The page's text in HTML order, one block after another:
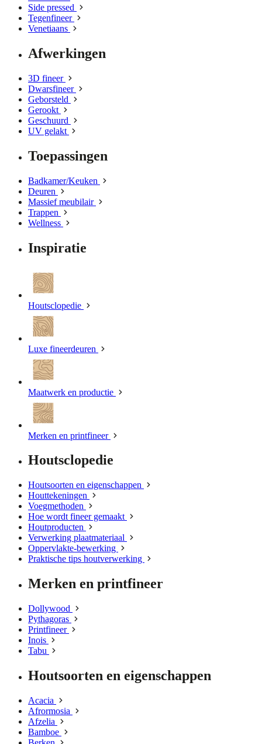
Side pressed
Tegenfineer
Venetiaans
Afwerkingen
3D fineer
Dwarsfineer
Geborsteld
Gerookt
Geschuurd
UV gelakt
Toepassingen
Badkamer/Keuken
Deuren
Massief meubilair
Trappen
Wellness
Inspiratie
Houtsclopedie
Luxe fineerdeuren
Maatwerk en productie
Merken en printfineer
Houtsclopedie
Houtsoorten en eigenschappen
Houttekeningen
Voegmethoden
Hoe wordt fineer gemaakt
Houtproducten
Verwerking plaatmateriaal
Oppervlakte-bewerking
Praktische tips houtverwerking
Merken en printfineer
Dollywood
Pythagoras
Printfineer
Inois
Tabu
Houtsoorten en eigenschappen
Acacia
Afrormosia
Afzelia
Bamboe